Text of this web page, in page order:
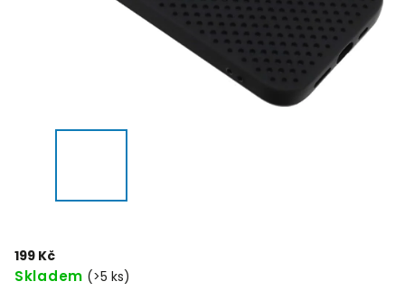
199 Kč
Skladem (>5 ks)